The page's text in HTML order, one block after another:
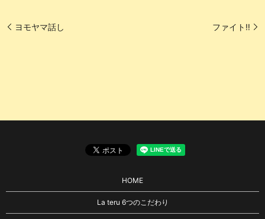
ヨモヤマ話し ファイト‼️
HOME
La teru 6つのこだわり